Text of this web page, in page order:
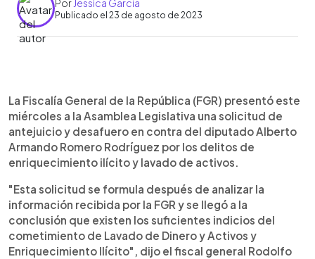
Publicado el 23 de agosto de 2023
► Escuchar artículo
La Fiscalía General de la República (FGR) presentó este
miércoles a la Asamblea Legislativa una solicitud de
antejuicio y desafuero en contra del diputado Alberto
Armando Romero Rodríguez por los delitos de
enriquecimiento ilícito y lavado de activos.
"Esta solicitud se formula después de analizar la
información recibida por la FGR y se llegó a la
conclusión que existen los suficientes indicios del
cometimiento de Lavado de Dinero y Activos y
Enriquecimiento Ilícito", dijo el fiscal general Rodolfo